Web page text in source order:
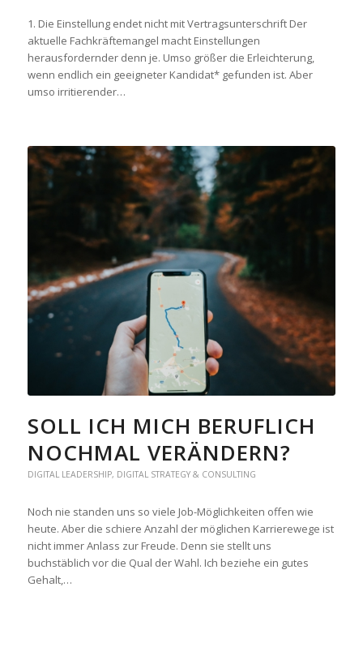
1. Die Einstellung endet nicht mit Vertragsunterschrift Der
aktuelle Fachkräftemangel macht Einstellungen
herausfordernder denn je. Umso größer die Erleichterung,
wenn endlich ein geeigneter Kandidat* gefunden ist. Aber
umso irritierender…
SOLL ICH MICH BERUFLICH
NOCHMAL VERÄNDERN?
DIGITAL LEADERSHIP, DIGITAL STRATEGY & CONSULTING
Noch nie standen uns so viele Job-Möglichkeiten offen wie
heute. Aber die schiere Anzahl der möglichen Karrierewege ist
nicht immer Anlass zur Freude. Denn sie stellt uns
buchstäblich vor die Qual der Wahl. Ich beziehe ein gutes
Gehalt,…